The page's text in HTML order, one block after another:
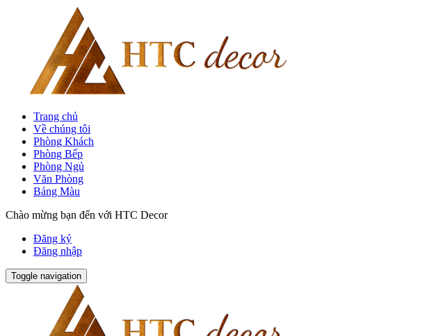
Trang chủ
Về chúng tôi
Phòng Khách
Phòng Bếp
Phòng Ngủ
Văn Phòng
Bảng Màu
Chào mừng bạn đến với HTC Decor
Đăng ký
Đăng nhập
Toggle navigation